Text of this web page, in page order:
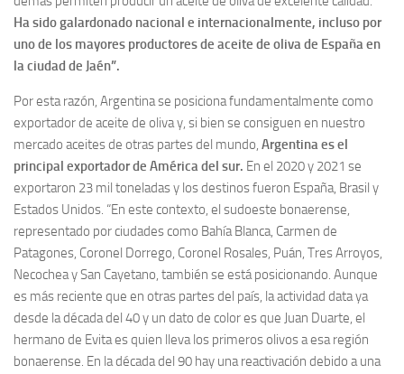
Ha sido galardonado nacional e internacionalmente, incluso por
uno de los mayores productores de aceite de oliva de España en
la ciudad de Jaén”.
Por esta razón, Argentina se posiciona fundamentalmente como
exportador de aceite de oliva y, si bien se consiguen en nuestro
mercado aceites de otras partes del mundo, Argentina es el
principal exportador de América del sur. En el 2020 y 2021 se
exportaron 23 mil toneladas y los destinos fueron España, Brasil y
Estados Unidos. “En este contexto, el sudoeste bonaerense,
representado por ciudades como Bahía Blanca, Carmen de
Patagones, Coronel Dorrego, Coronel Rosales, Puán, Tres Arroyos,
Necochea y San Cayetano, también se está posicionando. Aunque
es más reciente que en otras partes del país, la actividad data ya
desde la década del 40 y un dato de color es que Juan Duarte, el
hermano de Evita es quien lleva los primeros olivos a esa región
bonaerense. En la década del 90 hay una reactivación debido a una